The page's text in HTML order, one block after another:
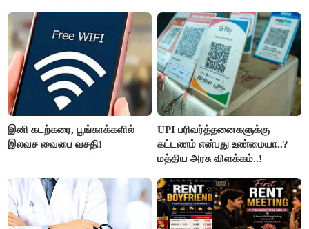
இனி கடற்கரை, பூங்காக்களில்
இலவச வைபை வசதி!
UPI பரிவர்த்தனைகளுக்கு
கட்டணம் என்பது உண்மையா..?
மத்திய அரசு விளக்கம்..!